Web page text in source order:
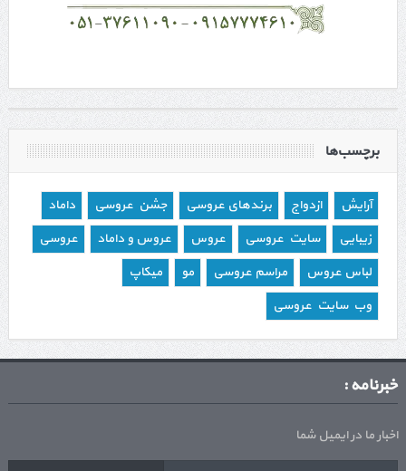
برچسب‌ها
آرایش ازدواج برندهای عروسی جشن عروسی
داماد
زیبایی
سایت عروسی عروس عروس و داماد
عروسی
لباس عروس
مراسم عروسی مو
میکاپ
وب سایت عروسی
خبرنامه :
اخبار ما در ایمیل شما